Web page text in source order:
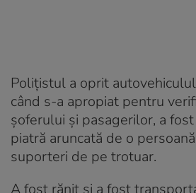
Poliţistul a oprit
când s-a apropiat pentru
şoferului şi pasagerilor, a
piatră aruncată de o
suporteri de pe trotuar.
A fost rănit şi a fost